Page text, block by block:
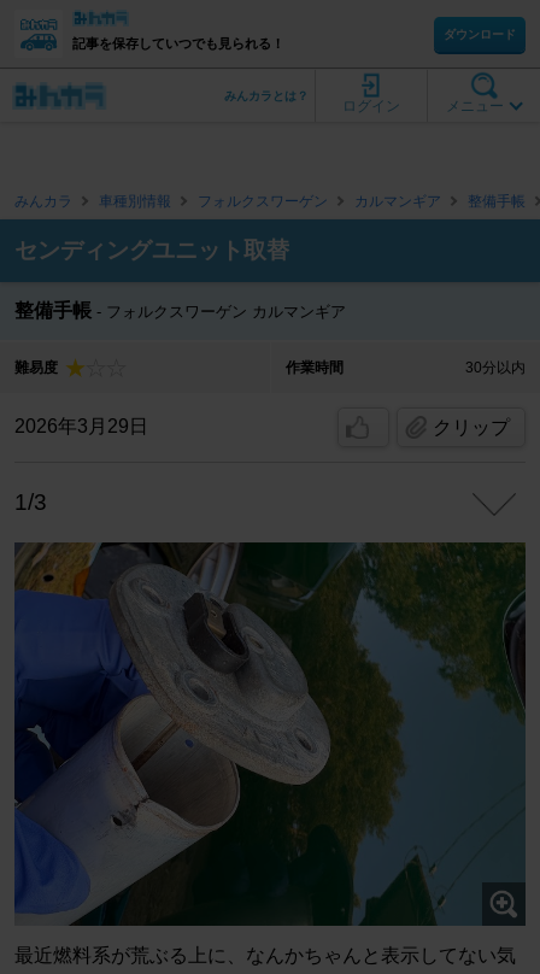
記事を保存していつでも見られる！
ダウンロード
メニュー
ログイン
みんカラとは？
みんカラ 車種別情報 フォルクスワーゲン カルマンギア 整備手帳
センディングユニット取替
整備手帳 フォルクスワーゲン カルマンギア
難易度 作業時間 30分以内
2026年3月29日 クリップ
1/3
最近燃料系が荒ぶる上に、なんかちゃんと表示してない気